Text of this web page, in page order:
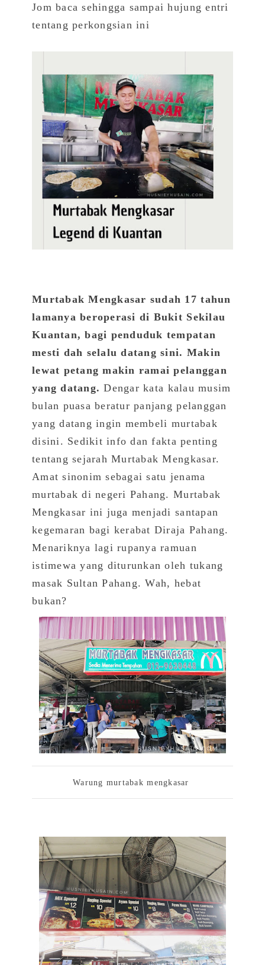
Jom baca sehingga sampai hujung entri
tentang perkongsian ini
Murtabak Mengkasar sudah 17 tahun
lamanya beroperasi di Bukit Sekilau
Kuantan, bagi penduduk tempatan
mesti dah selalu datang sini. Makin
lewat petang makin ramai pelanggan
yang datang.Dengar kata kalau musim
bulan puasa beratur panjang pelanggan
yang datang ingin membeli murtabak
disini. Sedikit info dan fakta penting
tentang sejarah Murtabak Mengkasar.
Amat sinonim sebagai satu jenama
murtabak di negeri Pahang. Murtabak
Mengkasar ini juga menjadi santapan
kegemaran bagi kerabat Diraja Pahang.
Menariknya lagi rupanya ramuan
istimewa yang diturunkan oleh tukang
masak Sultan Pahang. Wah, hebat
bukan?
Warung murtabak mengkasar